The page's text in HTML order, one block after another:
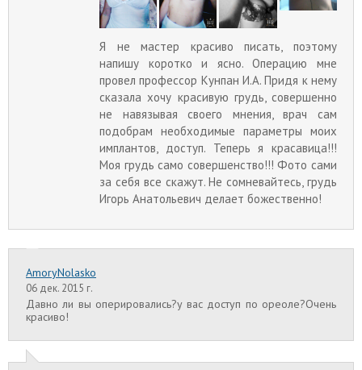
Я не мастер красиво писать, поэтому
напишу коротко и ясно. Операцию мне
провел профессор Кунпан И.А. Придя к нему
сказала хочу красивую грудь, совершенно
не навязывая своего мнения, врач сам
подобрам необходимые параметры моих
имплантов, доступ. Теперь я красавица!!!
Моя грудь само совершенство!!! Фото сами
за себя все скажут. Не сомневайтесь, грудь
Игорь Анатольевич делает божественно!
AmoryNolasko
06 дек. 2015 г.
Давно ли вы оперировались?у вас доступ по ореоле?Очень
красиво!